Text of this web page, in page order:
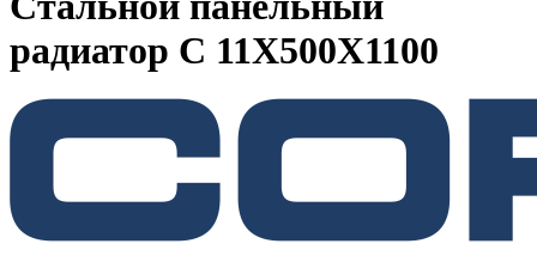
радиатор C 11Х500Х1100